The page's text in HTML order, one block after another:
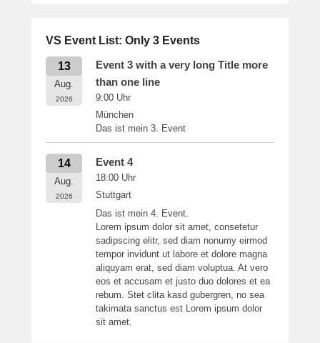
VS Event List: Only 3 Events
13
Aug.
2026
Event 3 with a very long Title more
than one line
9:00 Uhr
München
Das ist mein 3. Event
14
Aug.
2026
Event 4
18:00 Uhr
Stuttgart
Das ist mein 4. Event.
Lorem ipsum dolor sit amet, consetetur
sadipscing elitr, sed diam nonumy eirmod
tempor invidunt ut labore et dolore magna
aliquyam erat, sed diam voluptua. At vero
eos et accusam et justo duo dolores et ea
rebum. Stet clita kasd gubergren, no sea
takimata sanctus est Lorem ipsum dolor
sit amet.